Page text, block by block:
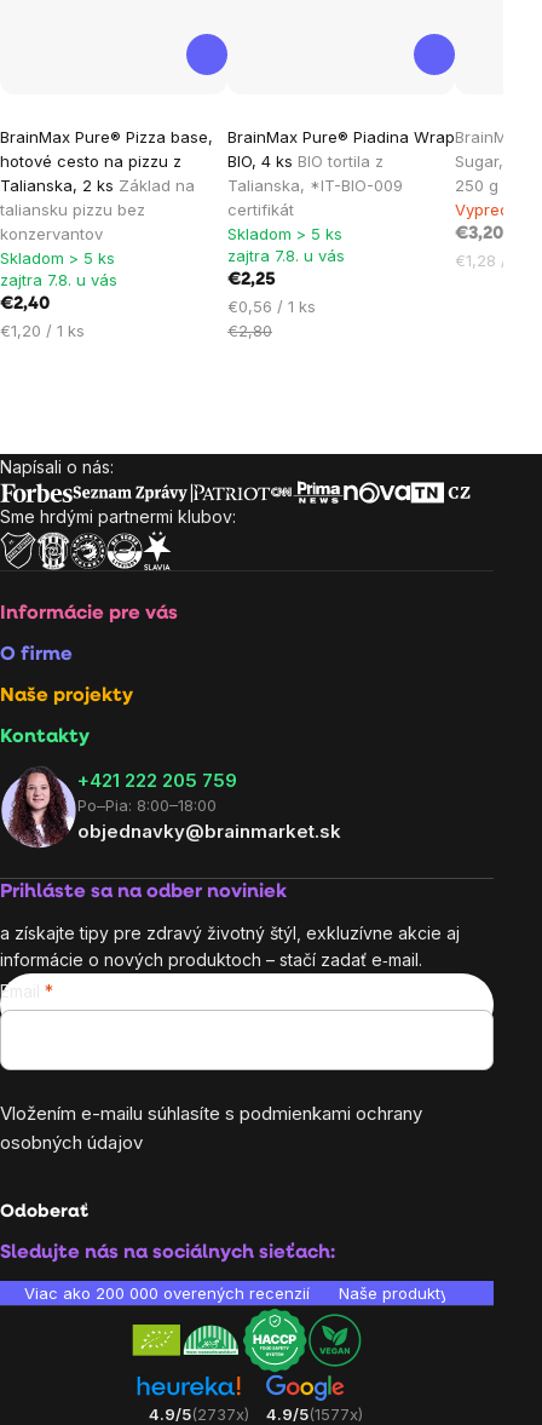
BrainMax Pure® Pizza base,
hotové cesto na pizzu z
Talianska, 2 ks Základ na
taliansku pizzu bez
konzervantov
hodnotenie
produktu
je
5,0
z
5
hviezdičiek.
Skladom > 5 ks
zajtra 7.8. u vás
€2,40
Jednotková
€1,20 / 1 ks
BrainMax Pure® Piadina Wrap
BIO, 4 ks BIO tortila z
Talianska, *IT-BIO-009
certifikát
hodnotenie
produktu
je
3,0
z
hviezdičiek.
Skladom > 5 ks
zajtra 7.8. u vás
€2,25
Jednotková
cena:
€0,56 / 1 ks
€2,80
BrainMax
Sugar,
250 g
Vypredané
€3,20
Jednotková
€1,28 / 100
Zápätie
Napísali o nás:
Sme hrdými partnermi klubov:
Informácie pre vás
O firme
Naše projekty
Kontakty
+421 222 205 759
Po–Pia: 8:00–18:00
objednavky@brainmarket.sk
Prihláste sa na odber noviniek
a získajte tipy pre zdravý životný štýl, exkluzívne akcie aj
informácie o nových produktoch – stačí zadať e‑mail.
Email
Vložením e-mailu súhlasíte s podmienkami ochrany
osobných údajov
Odoberať
Sledujte nás na sociálnych sieťach:
Viac ako 200 000 overených recenzií Naše produkty sú
4.9/5(2737x) 4.9/5(1577x)